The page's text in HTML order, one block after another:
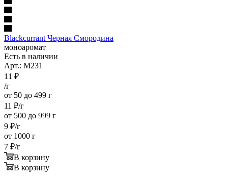
Blackcurrant Черная Смородина
моноаромат
Есть в наличии
Арт.: M231
11 ₽
/г
от 50 до 499 г
11 ₽/г
от 500 до 999 г
9 ₽/г
от 1000 г
7 ₽/г
В корзину
В корзину